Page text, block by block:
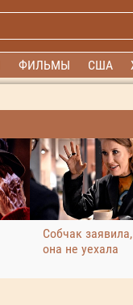
ФИЛЬМЫ США
Собчак
она не уехала